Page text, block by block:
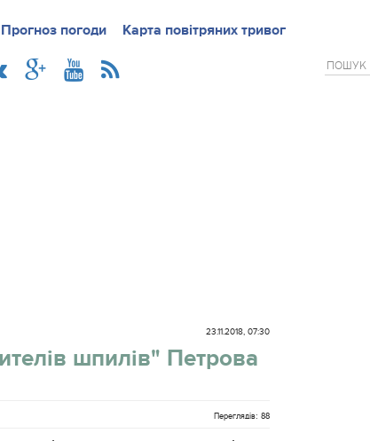
Прогноз погоди Карта повітряних тривог
Докладно Новини Iнтерв`ю Блоги
23.11.2018, 07:30
шпилів" Петрова
Переглядів: 88